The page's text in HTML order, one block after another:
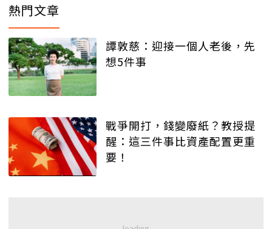
熱門文章
譚敦慈：迎接一個人老後，先
想5件事
戰爭開打，錢變廢紙？教授提
醒：這三件事比資產配置更重
要！